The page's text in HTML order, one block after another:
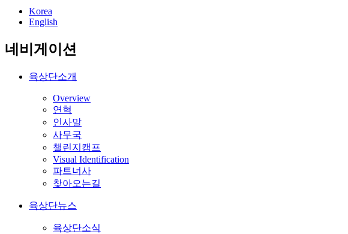
Korea
English
네비게이션
육상단소개
Overview
연혁
인사말
사무국
챌린지캠프
Visual Identification
파트너사
찾아오는길
육상단뉴스
육상단소식